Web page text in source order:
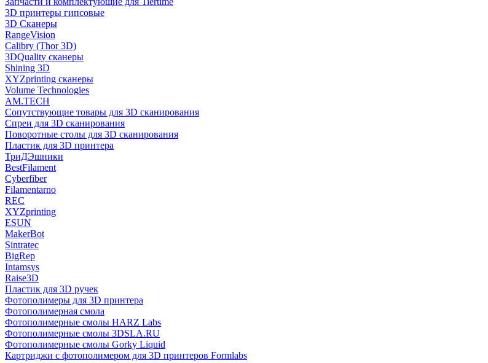
3D принтеры гипсовые
3D Сканеры
RangeVision
Calibry (Thor 3D)
3DQuality сканеры
Shining 3D
XYZprinting сканеры
Volume Technologies
AM.TECH
Сопутствующие товары для 3D сканирования
Спреи для 3D сканирования
Поворотные столы для 3D сканирования
Пластик для 3D принтера
ТриДЭшники
BestFilament
Cyberfiber
Filamentarno
REC
XYZprinting
ESUN
MakerBot
Sintratec
BigRep
Intamsys
Raise3D
Пластик для 3D ручек
Фотополимеры для 3D принтера
Фотополимерная смола
Фотополимерные смолы HARZ Labs
Фотополимерные смолы 3DSLA.RU
Фотополимерные смолы Gorky Liquid
Картриджи с фотополимером для 3D принтеров Formlabs